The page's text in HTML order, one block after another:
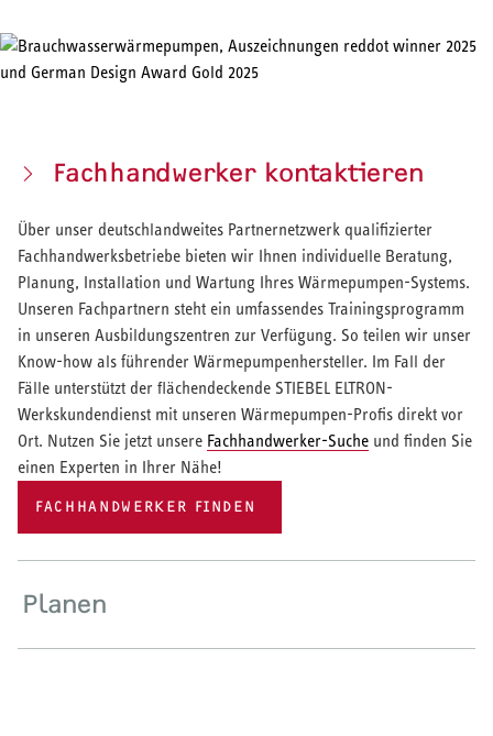
Fachhandwerker kontaktieren
Über unser deutschlandweites Partnernetzwerk qualifizierter
Fachhandwerksbetriebe bieten wir Ihnen individuelle Beratung,
Planung, Installation und Wartung Ihres Wärmepumpen-Systems.
Unseren Fachpartnern steht ein umfassendes Trainingsprogramm
in unseren Ausbildungszentren zur Verfügung. So teilen wir unser
Know-how als führender Wärmepumpenhersteller. Im Fall der
Fälle unterstützt der flächendeckende STIEBEL ELTRON-
Werkskundendienst mit unseren Wärmepumpen-Profis direkt vor
Ort. Nutzen Sie jetzt unsere Fachhandwerker-Suche und finden Sie
einen Experten in Ihrer Nähe!
FACHHANDWERKER FINDEN
Planen